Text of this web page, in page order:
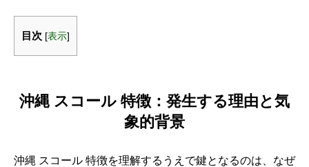
目次 [表示]
沖縄 スコール 特徴：発生する理由と気
象的背景
沖縄 スコール 特徴を理解するうえで鍵となるのは、なぜ